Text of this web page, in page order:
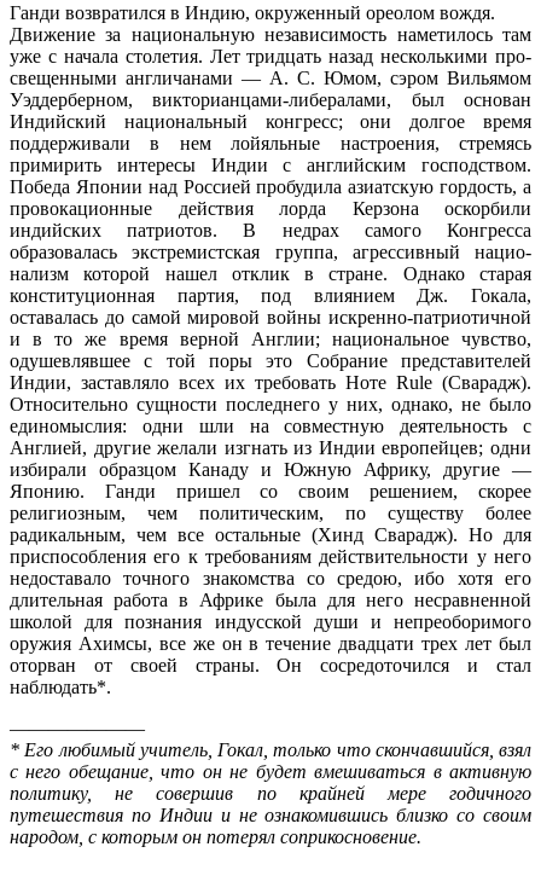
Ганди возвратился в Индию, окруженный ореолом вождя.
Движение за национальную независимость наметилось там
уже с начала столетия. Лет тридцать назад несколькими про­
свещенными англичанами — А. С. Юмом, сэром Вильямом
Уэддерберном, викторианцами-либералами, был основан
Индий­ский национальный конгресс; они долгое время
поддерживали в нем лойяльные настроения, стремясь
примирить интересы Индии с английским господством.
Победа Японии над Россией пробудила азиатскую гордость, а
провокационные действия лорда Керзона оскорбили
индийских патриотов. В недрах самого Кон­гресса
образовалась экстремистская группа, агрессивный нацио­
нализм которой нашел отклик в стране. Однако старая
конституционная партия, под влиянием Дж. Гокала,
оставалась до самой мировой войны искренно-патриотичной
и в то же время верной Англии; национальное чувство,
одушевлявшее с той поры это Собрание представителей
Индии, заставляло всех их требовать Ноте Rule (Сварадж).
Относительно сущности последнего у них, однако, не было
единомыслия: одни шли на совместную деятельность с
Англией, другие желали изгнать из Индии европейцев; одни
избирали образцом Канаду и Южную Африку, другие —
Японию. Ганди пришел со своим решением, скорее
религиозным, чем политическим, по существу более
радикальным, чем все остальные (Хинд Сварадж). Но для
приспособления его к требованиям действительности у него
недоставало точного знакомства со средою, ибо хотя его
длитель­ная работа в Африке была для него несравненной
школой для познания индусской души и непреоборимого
оружия Ахимсы, все же он в течение двадцати трех лет был
оторван от своей страны. Он сосредоточился и стал
наблюдать*.
———————
* Его любимый учитель, Гокал, только что скончавшийся, взял
с него обещание, что он не будет вмешиваться в активную
политику, не совершив по крайней мере годичного
путешествия по Индии и не ознакомившись близко со своим
народом, с которым он потерял соприкосновение.